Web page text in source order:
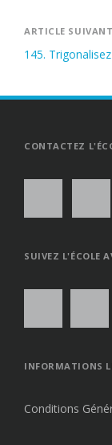
ARTICLE
145.
CONTACTEZ
SUIVEZ L'ÉCOLE
INFORMATIONS
Conditions